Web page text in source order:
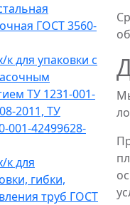
ГОСТ 3560-
к для упаковки с
ТУ 1231-001-
2011, ТУ
001-42499628-
к для
гибки,
труб ГОСТ